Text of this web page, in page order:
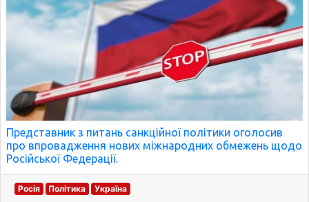
Представник з питань санкційної політики оголосив
про впровадження нових міжнародних обмежень щодо
Російської Федерації.
Росія Політика Україна